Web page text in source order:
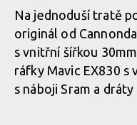
Na jednoduší tratě
originál od
s vnitřní šířkou
ráfky Mavic EX830
s náboji Sram a dráty